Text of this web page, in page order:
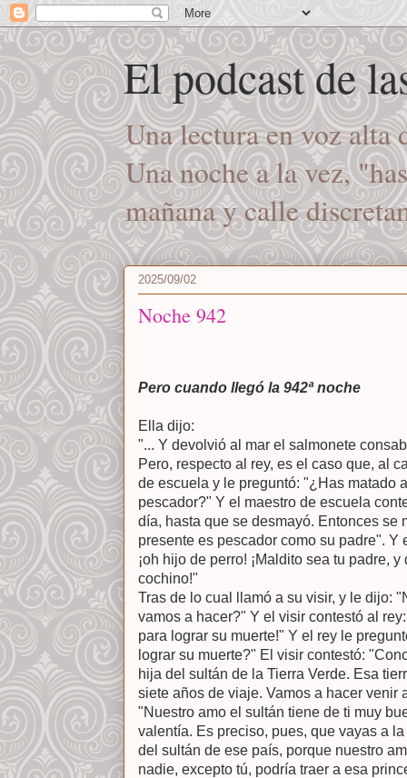
El podcast de
Una lectura en voz alta
Una noche a la vez,
mañana y calle
2025/09/02
Noche 942
Pero cuando llegó la 942ª noche
Ella dijo:
"... Y devolvió al mar el salmonete
Pero, respecto al rey, es el caso que, al
de escuela y le preguntó: "¿Has matado
pescador?" Y el maestro de escuela
día, hasta que se desmayó. Entonces se
presente es pescador como su padre".
¡oh hijo de perro! ¡Maldito sea tu padre,
cochino!"
Tras de lo cual llamó a su visir, y le dijo:
vamos a hacer?" Y el visir contestó al
para lograr su muerte!" Y el rey le
lograr su muerte?" El visir contestó:
hija del sultán de la Tierra Verde. Esa
siete años de viaje. Vamos a hacer venir
"Nuestro amo el sultán tiene de ti muy
valentía. Es preciso, pues, que vayas a
del sultán de ese país, porque nuestro
nadie, excepto tú, podría traer a esa